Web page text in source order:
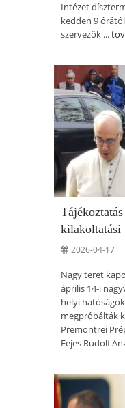
Intézet
kedden 9
szervezők ...
kilakoltatási
2026-04-17
Nagy teret
április 14-i
helyi
megpróbálták
Premontrei
Fejes Rudolf